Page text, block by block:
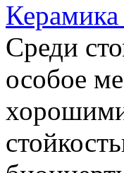
Керамика
Среди
особое